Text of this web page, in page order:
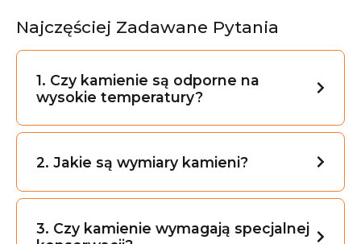
Najczęściej Zadawane Pytania
1. Czy kamienie są odporne na
wysokie temperatury?
2. Jakie są wymiary kamieni?
3. Czy kamienie wymagają specjalnej